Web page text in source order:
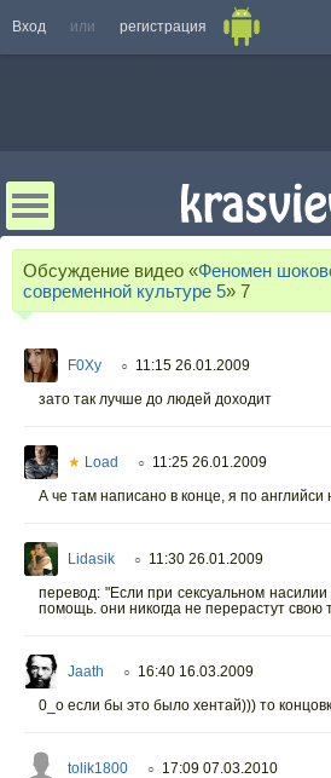
Вход или регистрация
Обсуждение видео «Феномен
современной культуре 5» 7
F0Xy ○ 11:15 26.01.2009
зато так лучше до людей доходит
★ Load ○ 11:25 26.01.2009
А че там написано в конце, я по
Lidasik ○ 11:30 26.01.2009
перевод: "Если при сексуальном насилии
помощь. они никогда не перерастут свою
Jaath ○ 16:40 16.03.2009
0_о если бы это было хентай))) то
tolik1800 ○ 17:09 07.03.2010